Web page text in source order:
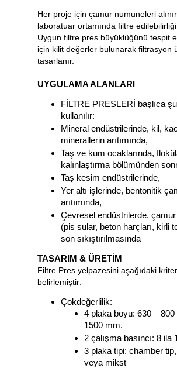
Her proje için çamur numuneleri
laboratuar ortamında filtre
Uygun filtre pres büyüklüğünü tespit
için kilit değerler bulunarak filtrasyon
tasarlanır.
UYGULAMA ALANLARI
FİLTRE PRESLERİ başlıca
kullanılır:
Mineral endüstrilerinde, kil,
minerallerin arıtımında,
Taş ve kum ocaklarında,
kalınlaştırma bölümünden
Taş kesim endüstrilerinde,
Yer altı işlerinde, bentonitik
arıtımında,
Çevresel endüstrilerde, çamur
(pis sular, beton harçları, kirli
son sıkıştırılmasında
TASARIM & ÜRETİM
Filtre Pres yelpazesini aşağıdaki
belirlemiştir:
Çokdeğerlilik:
4 plaka boyu: 630 – 800
1500 mm.
2 çalışma basıncı: 8 ila
3 plaka tipi: chamber
veya mikst